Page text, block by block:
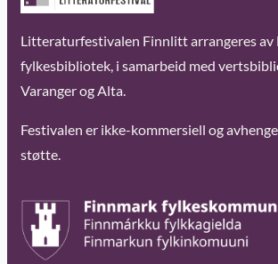
Litteraturfestivalen Finnlitt arrangeres av
fylkesbibliotek, i samarbeid med
Varanger og Alta.
Festivalen er ikke-kommersiell og
støtte.